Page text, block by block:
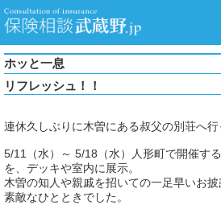
ホッと一息
リフレッシュ！！
連休久しぶりに木曽にある叔父の別荘へ行
5/11（水）～ 5/18（水）人形町で開催す
を、デッキや室内に展示。
木曽の知人や親戚を招いての一足早いお披
素敵なひとときでした。